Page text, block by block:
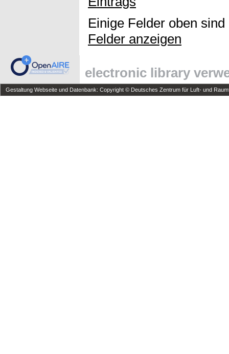
Einige Felder oben
Felder anzeigen
electronic library
Gestaltung Webseite und Datenbank: Copyright © Deutsches Zentrum für Luft- und